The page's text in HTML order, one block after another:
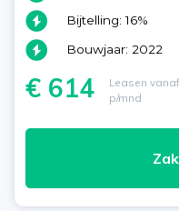
Bijtelling: 16%
Bouwjaar: 2022
€ 614
Leasen vanaf
p/mnd